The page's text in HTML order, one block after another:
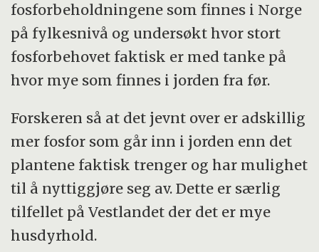
fosforbeholdningene som finnes i Norge
på fylkesnivå og undersøkt hvor stort
fosforbehovet faktisk er med tanke på
hvor mye som finnes i jorden fra før.
Forskeren så at det jevnt over er adskillig
mer fosfor som går inn i jorden enn det
plantene faktisk trenger og har mulighet
til å nyttiggjøre seg av. Dette er særlig
tilfellet på Vestlandet der det er mye
husdyrhold.